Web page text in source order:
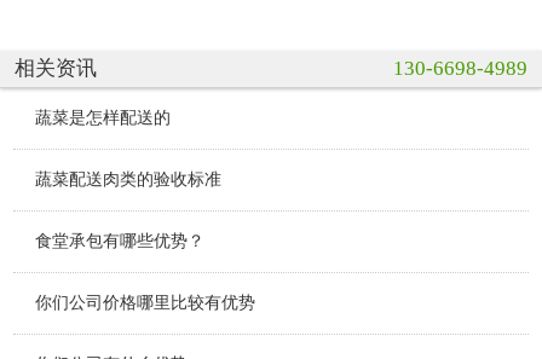
相关资讯 130-6698-4989
蔬菜是怎样配送的
蔬菜配送肉类的验收标准
食堂承包有哪些优势？
你们公司价格哪里比较有优势